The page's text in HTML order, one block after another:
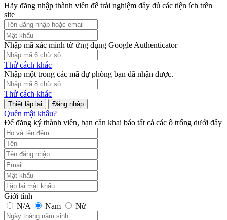
Hãy đăng nhập thành viên để trải nghiệm đầy đủ các tiện ích trên
site
Nhập mã xác minh từ ứng dụng Google Authenticator
Thử cách khác
Nhập một trong các mã dự phòng bạn đã nhận được.
Thử cách khác
Đăng nhập
Quên mật khẩu?
Để đăng ký thành viên, bạn cần khai báo tất cả các ô trống dưới đây
Giới tính
N/A
Nam Nữ